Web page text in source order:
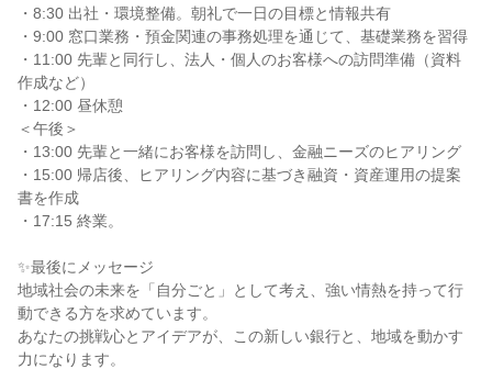
・8:30 出社・環境整備。朝礼で一日の目標と情報共有
・9:00 窓口業務・預金関連の事務処理を通じて、基礎業務を習得
・11:00 先輩と同行し、法人・個人のお客様への訪問準備（資料
作成など）
・12:00 昼休憩
＜午後＞
・13:00 先輩と一緒にお客様を訪問し、金融ニーズのヒアリング
・15:00 帰店後、ヒアリング内容に基づき融資・資産運用の提案
書を作成
・17:15 終業。
✨最後にメッセージ
地域社会の未来を「自分ごと」として考え、強い情熱を持って行
動できる方を求めています。
あなたの挑戦心とアイデアが、この新しい銀行と、地域を動かす
力になります。